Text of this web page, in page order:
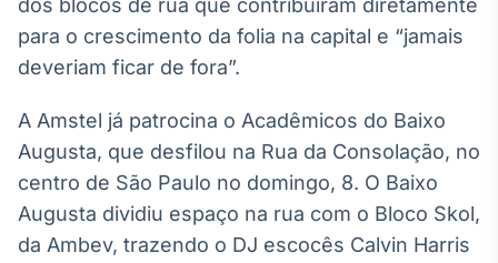
Conteúdos e
dados para
displays e telas
Broadcast
dos blocos de rua que contribuíram diretamente
para o crescimento da folia na capital e “jamais
deveriam ficar de fora”.
A Amstel já patrocina o Acadêmicos do Baixo
Augusta, que desfilou na Rua da Consolação, no
centro de São Paulo no domingo, 8. O Baixo
Augusta dividiu espaço na rua com o Bloco Skol,
da Ambev, trazendo o DJ escocês Calvin Harris